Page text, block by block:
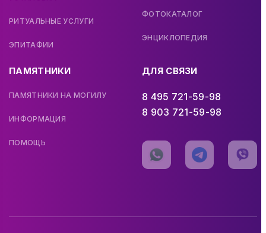
РИТУАЛЬНЫЕ УСЛУГИ
ЭПИТАФИИ
ФОТОКАТАЛОГ
ЭНЦИКЛОПЕДИЯ
ПАМЯТНИКИ
ПАМЯТНИКИ НА МОГИЛУ
ИНФОРМАЦИЯ
ПОМОЩЬ
ДЛЯ СВЯЗИ
8 495 721-59-98
8 903 721-59-98